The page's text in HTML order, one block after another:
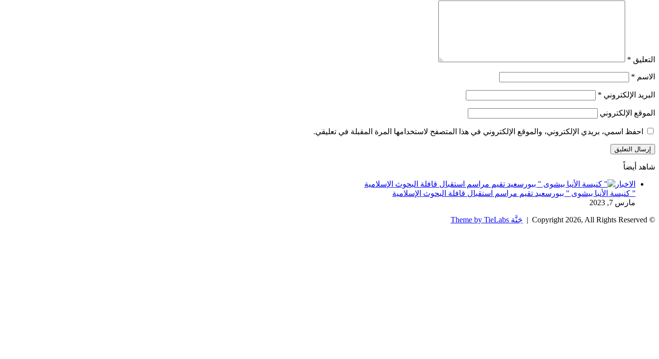
التعليق *
الاسم *
البريد الإلكتروني *
الموقع الإلكتروني
احفظ اسمي، بريدي الإلكتروني، والموقع الإلكتروني في هذا المتصفح لاستخدامها المرة المقبلة في تعليقي.
شاهد أيضاً
الاخبار
” كنيسة الأنبا بيشوى ” ببورسعيد تقيم مراسم استقبال قافلة البحوث الإسلامية
مارس 7, 2023
© Copyright 2026, All Rights Reserved |
جَنَّة Theme by TieLabs